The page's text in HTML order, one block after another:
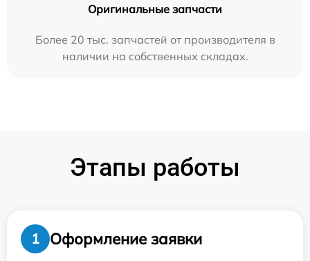
Оригинальные запчасти
Более 20 тыс. запчастей от производителя в
наличии на собственных складах.
Этапы работы
1
Оформление заявки